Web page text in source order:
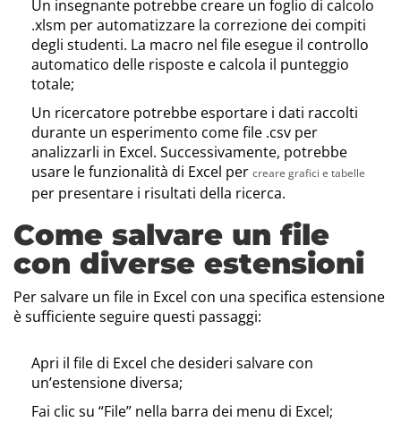
Un insegnante potrebbe creare un foglio di calcolo
.xlsm per automatizzare la correzione dei compiti
degli studenti. La macro nel file esegue il controllo
automatico delle risposte e calcola il punteggio
totale;
Un ricercatore potrebbe esportare i dati raccolti
durante un esperimento come file .csv per
analizzarli in Excel. Successivamente, potrebbe
usare le funzionalità di Excel per creare grafici e tabelle
per presentare i risultati della ricerca.
Come salvare un file
con diverse estensioni
Per salvare un file in Excel con una specifica estensione
è sufficiente seguire questi passaggi:
Apri il file di Excel che desideri salvare con
un’estensione diversa;
Fai clic su “File” nella barra dei menu di Excel;